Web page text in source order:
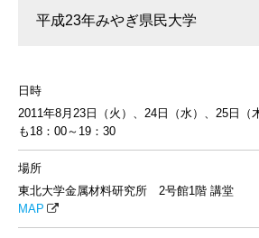
平成23年みやぎ県民大学
日時
2011年8月23日（火）、24日（水）、25日（
も18：00～19：30
場所
東北大学金属材料研究所 2号館1階 講堂
MAP